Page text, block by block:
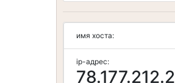
имя хоста:
ip-адрес:
78.177.212.2